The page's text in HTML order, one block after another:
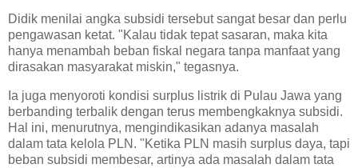
Didik menilai angka subsidi tersebut sangat besar dan perlu
pengawasan ketat. "Kalau tidak tepat sasaran, maka kita
hanya menambah beban fiskal negara tanpa manfaat yang
dirasakan masyarakat miskin," tegasnya.
Ia juga menyoroti kondisi surplus listrik di Pulau Jawa yang
berbanding terbalik dengan terus membengkaknya subsidi.
Hal ini, menurutnya, mengindikasikan adanya masalah
dalam tata kelola PLN. "Ketika PLN masih surplus daya, tapi
beban subsidi membesar, artinya ada masalah dalam tata